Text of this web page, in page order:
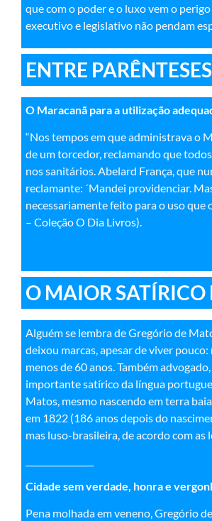
que com o poder e o luxo vem o
executivo e legislativo não pendam
ENTRE
O Maracanã para a utilização
“Nos tempos em que administrava o
de um torcedor, reclamando que
nos sanitários. Abelard França, que
reclamante: ´Mandei providenciar.
necessariamente feito para o uso que
– Coleção O Dia Livros).
O MAIOR SATÍRICO
Alguém se lembra de Gregório de
deixou marcas, apesar de viver
menos de 60 anos. Também
importante satírico da língua
Matos, mesmo nascendo em terra
em 1822 (186 anos depois do
mas luso-brasileira, de acordo com as
Cidade sem verdade, honra e
Pena molhada em veneno, Gregório